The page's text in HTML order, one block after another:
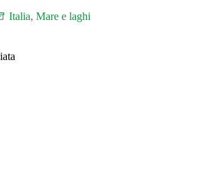
Italia, Mare e laghi